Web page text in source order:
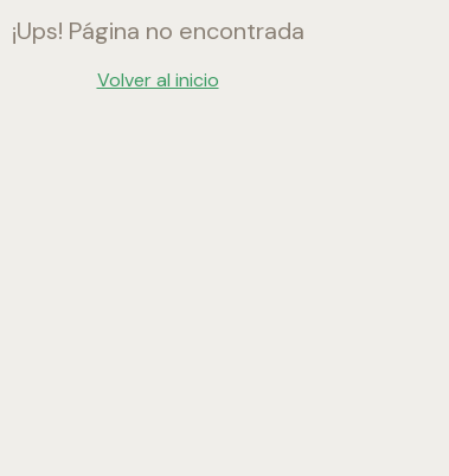
¡Ups! Página no encontrada
Volver al inicio